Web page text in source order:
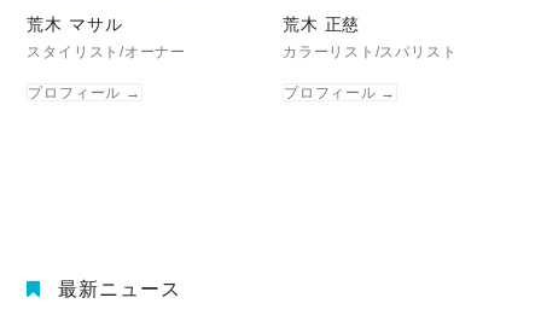
荒木 マサル
スタイリスト/オーナー
プロフィール →
荒木 正慈
カラーリスト/スパリスト
プロフィール →
最新ニュース